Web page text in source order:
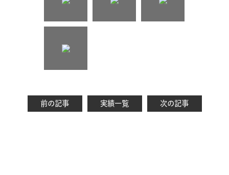
前の記事 実績一覧 次の記事